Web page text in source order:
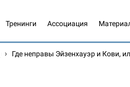
Тренинги Ассоциация
› Где неправы Эйзенхауэр и Кови,